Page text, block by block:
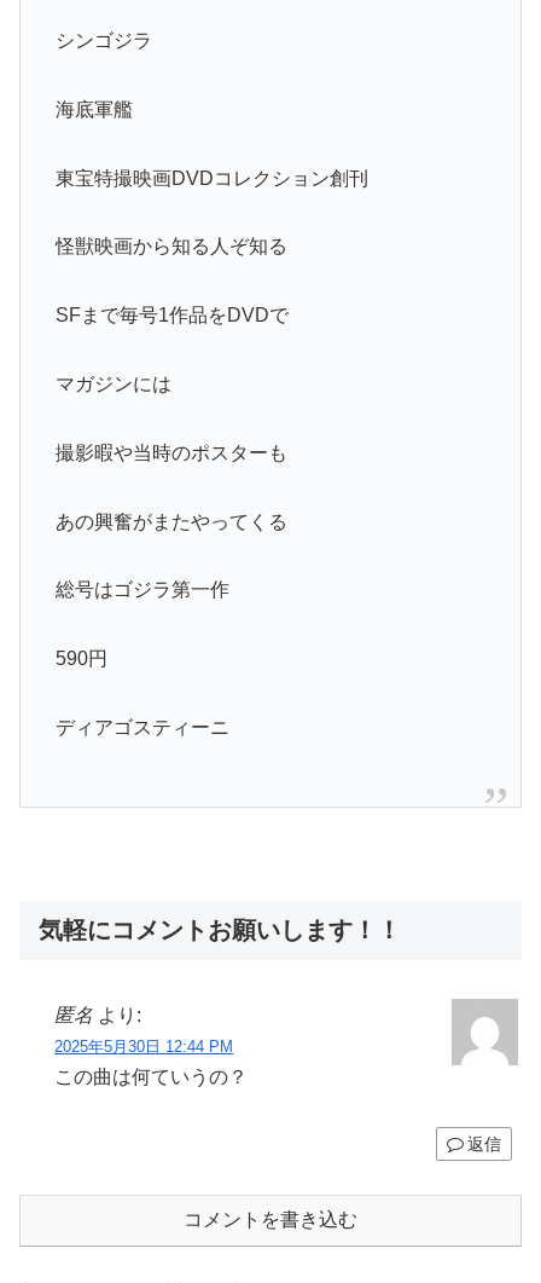
シンゴジラ
海底軍艦
東宝特撮映画DVDコレクション創刊
怪獣映画から知る人ぞ知る
SFまで毎号1作品をDVDで
マガジンには
撮影暇や当時のポスターも
あの興奮がまたやってくる
総号はゴジラ第一作
590円
ディアゴスティーニ
気軽にコメントお願いします！！
匿名 より:
2025年5月30日 12:44 PM
この曲は何ていうの？
返信
コメントを書き込む